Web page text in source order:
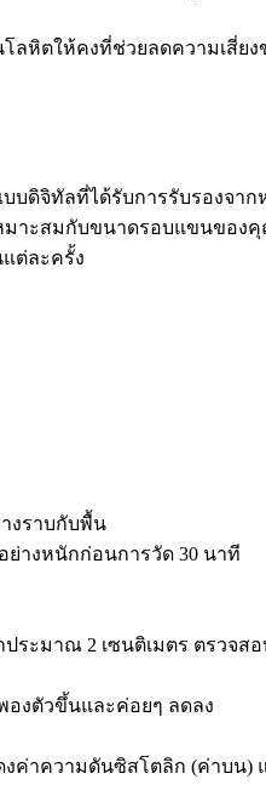
ลหิตให้คงที่ช่วยลดความเสี่ย
บดิจิทัลที่ได้รับการรับรองจาก
มาะสมกับขนาดรอบแขนของ
ต่ละครั้ง
งราบกับพื้น
างหนักก่อนการวัด 30 นาที
มาณ 2 เซนติเมตร ตรวจสอ
องตัวขึ้นและค่อยๆ ลดลง
งค่าความดันซิสโตลิก (ค่าบน